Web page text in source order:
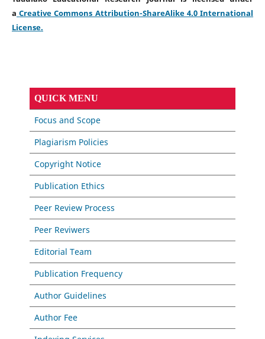
a Creative Commons Attribution-ShareAlike 4.0 International
License.
QUICK MENU
Focus and Scope
Plagiarism Policies
Copyright Notice
Publication Ethics
Peer Review Process
Peer Reviwers
Editorial Team
Publication Frequency
Author Guidelines
Author Fee